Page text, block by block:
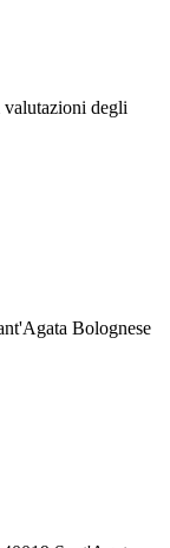
valutazioni degli
Bolognese